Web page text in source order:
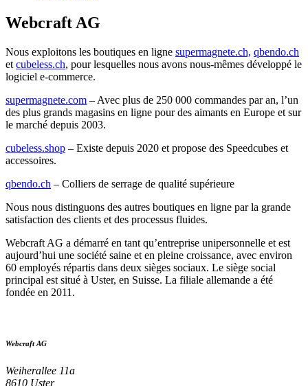
Webcraft AG
Nous exploitons les boutiques en ligne supermagnete.ch, qbendo.ch
et cubeless.ch, pour lesquelles nous avons nous-mêmes développé le
logiciel e-commerce.
supermagnete.com – Avec plus de 250 000 commandes par an, l’un
des plus grands magasins en ligne pour des aimants en Europe et sur
le marché depuis 2003.
cubeless.shop – Existe depuis 2020 et propose des Speedcubes et
accessoires.
qbendo.ch – Colliers de serrage de qualité supérieure
Nous nous distinguons des autres boutiques en ligne par la grande
satisfaction des clients et des processus fluides.
Webcraft AG a démarré en tant qu’entreprise unipersonnelle et est
aujourd’hui une société saine et en pleine croissance, avec environ
60 employés répartis dans deux sièges sociaux. Le siège social
principal est situé à Uster, en Suisse. La filiale allemande a été
fondée en 2011.
Webcraft AG
Weiherallee 11a
8610 Uster